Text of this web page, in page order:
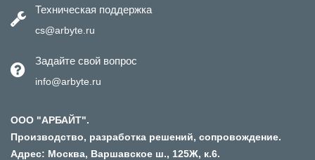
Техническая поддержка
cs@arbyte.ru
Задайте свой вопрос
info@arbyte.ru
ООО "АРБАЙТ".
Производство, разработка решений, сопровождение.
Адрес: Москва, Варшавское ш., 125Ж, к.6.